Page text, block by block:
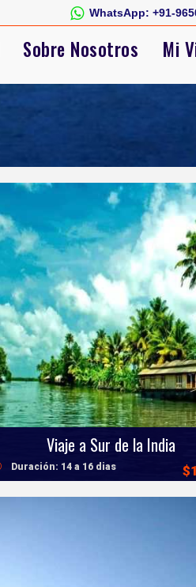
WhatsApp: +91-
Sobre Nosotros Mi
Viaje a Sur de la India
Duración: 14 a 16 dias